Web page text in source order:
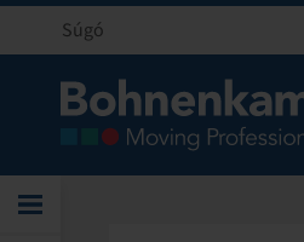
Súgó